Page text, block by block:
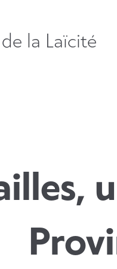
la Laïcité